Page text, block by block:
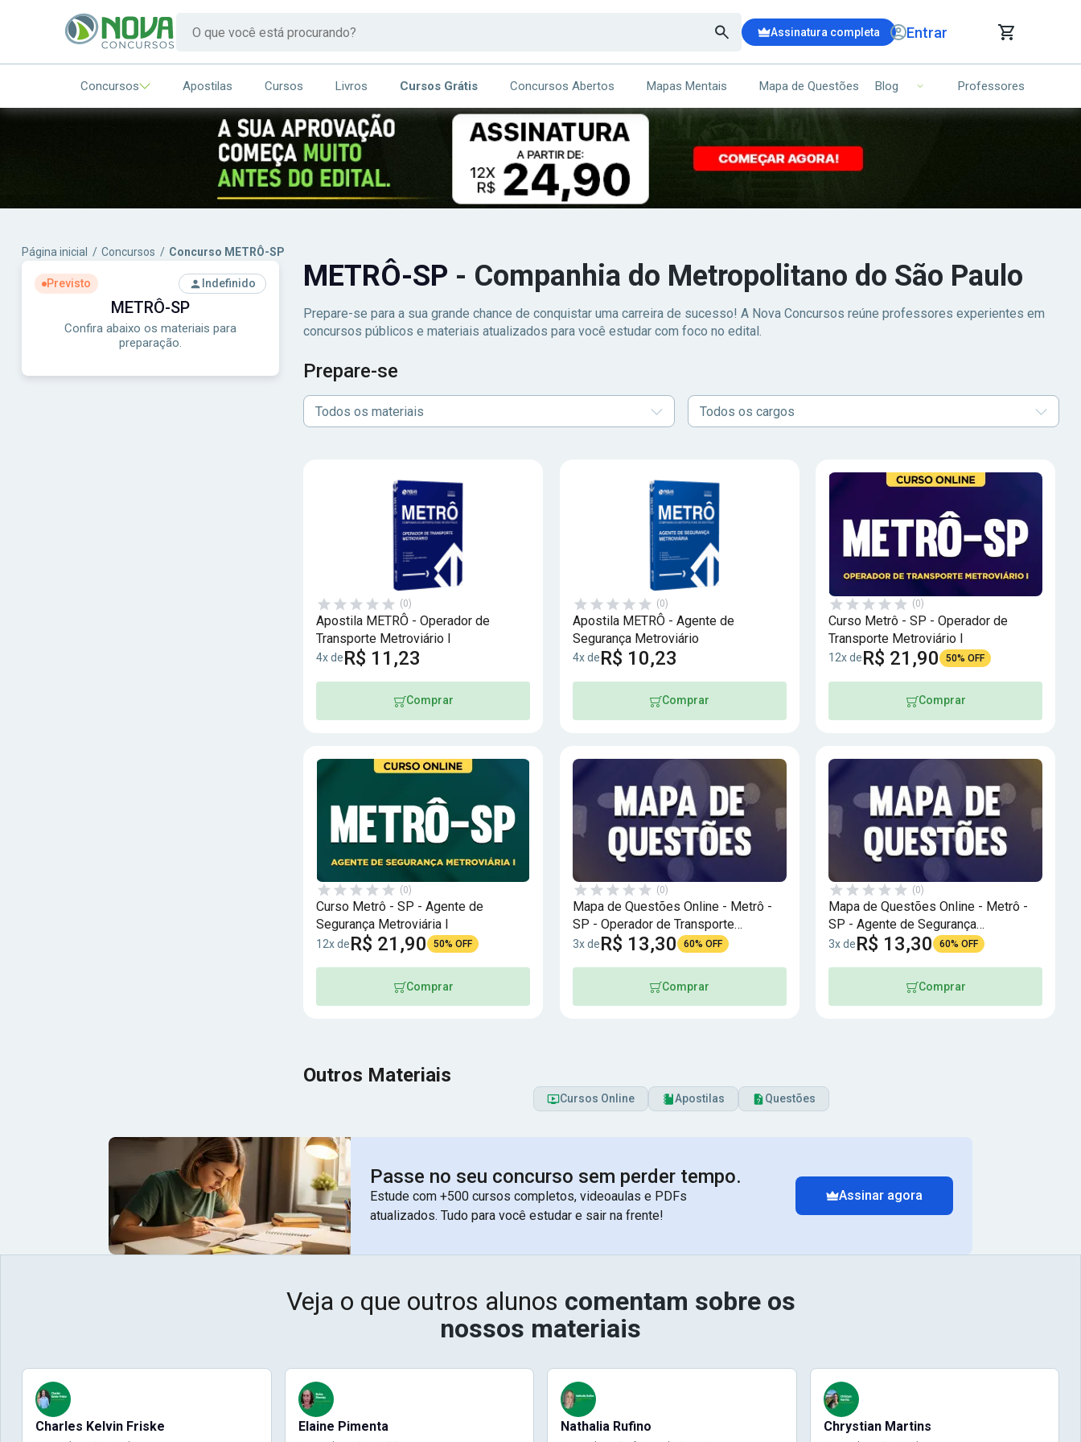
Assinatura completa Entrar
CARRINHO DE COMPRAS
ITENS (00)
Seu carrinho ainda está vazio.
Concursos Apostilas Cursos Livros Cursos Grátis Concursos Abertos Mapas Mentais Mapa de Questões Blog Professores
Página inicial / Concursos / Concurso METRÔ-SP
Previsto Indefinido
METRÔ-SP
Confira abaixo os materiais para
preparação.
METRÔ-SP - Companhia do Metropolitano do São Paulo
Prepare-se para a sua grande chance de conquistar uma carreira de sucesso! A Nova Concursos reúne professores experientes em
concursos públicos e materiais atualizados para você estudar com foco no edital.
Prepare-se
Todos os materiais Todos os cargos
(0)
Apostila METRÔ - Operador de
Transporte Metroviário I
4x deR$ 11,23
Comprar
(0)
Apostila METRÔ - Agente de
Segurança Metroviário
4x deR$ 10,23
Comprar
(0)
Curso Metrô - SP - Operador de
Transporte Metroviário I
12x deR$ 21,90 50% OFF
Comprar
(0)
Curso Metrô - SP - Agente de
Segurança Metroviária I
12x deR$ 21,90 50% OFF
Comprar
(0)
Mapa de Questões Online - Metrô -
SP - Operador de Transporte
Metroviário I
3x deR$ 13,30 60% OFF
Comprar
(0)
Mapa de Questões Online - Metrô -
SP - Agente de Segurança
Metroviária I
3x deR$ 13,30 60% OFF
Comprar
Outros Materiais
Cursos Online Apostilas Questões
Passe no seu concurso sem perder tempo.
Estude com +500 cursos completos, videoaulas e PDFs
atualizados. Tudo para você estudar e sair na frente!
Assinar agora
Veja o que outros alunos comentam sobre os
nossos materiais
Charles Kelvin Friske Elaine Pimenta Nathalia Rufino Chrystian Martins